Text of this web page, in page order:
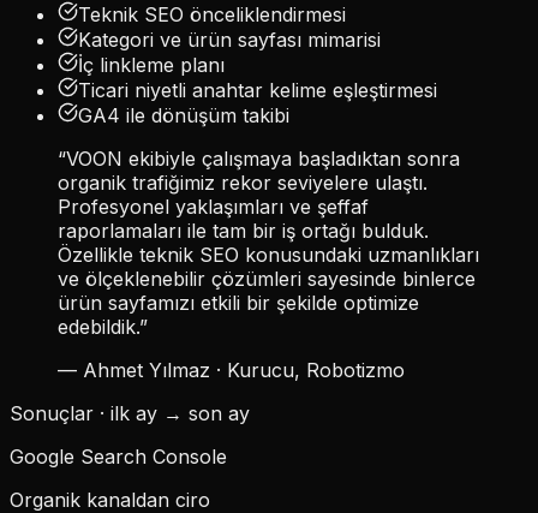
Teknik SEO önceliklendirmesi
Kategori ve ürün sayfası mimarisi
İç linkleme planı
Ticari niyetli anahtar kelime eşleştirmesi
GA4 ile dönüşüm takibi
“VOON ekibiyle çalışmaya başladıktan sonra
organik trafiğimiz rekor seviyelere ulaştı.
Profesyonel yaklaşımları ve şeffaf
raporlamaları ile tam bir iş ortağı bulduk.
Özellikle teknik SEO konusundaki uzmanlıkları
ve ölçeklenebilir çözümleri sayesinde binlerce
ürün sayfamızı etkili bir şekilde optimize
edebildik.”
— Ahmet Yılmaz · Kurucu, Robotizmo
Sonuçlar · ilk ay → son ay
Google Search Console
Organik kanaldan ciro